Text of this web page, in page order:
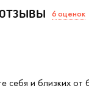
ОТЗЫВЫ 6оценок
себя и близких от